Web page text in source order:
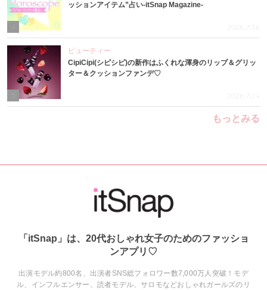
4
ッションアイテム”占い-itSnap Magazine-
2026.7.16
ビューティー
CipiCipi(シピシピ)の新作はふくれな渾身のリップ＆グリッ
ター＆クッションファンデ♡
2026.7.14
もっとみる
「itSnap」は、20代おしゃれ女子のためのファッショ
ンアプリ♡
出演モデル約800名、出演者SNS総フォロワー数7,000万人突破！モデ
ル、インフルエンサー、読者モデル、サロモなどおしゃれガールズのリ